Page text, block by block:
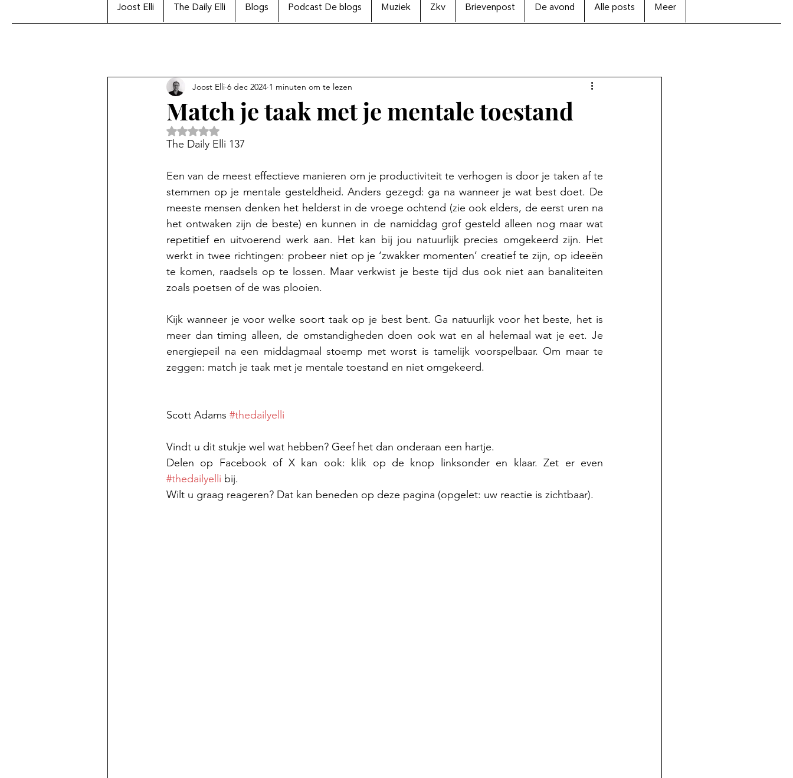
Joost Elli The Daily Elli Blogs Podcast De blogs Muziek Zkv Brievenpost De avond Alle posts Meer
Match je taak met je mentale toestand
Joost Elli 6 dec 2024 1 minuten om te lezen
Beoordeeld met NaN uit 5 sterren.
The Daily Elli 137
Een van de meest effectieve manieren om je productiviteit te verhogen is door je taken af te
stemmen op je mentale gesteldheid. Anders gezegd: ga na wanneer je wat best doet. De
meeste mensen denken het helderst in de vroege ochtend (zie ook elders, de eerst uren na
het ontwaken zijn de beste) en kunnen in de namiddag grof gesteld alleen nog maar wat
repetitief en uitvoerend werk aan. Het kan bij jou natuurlijk precies omgekeerd zijn. Het
werkt in twee richtingen: probeer niet op je ‘zwakker momenten’ creatief te zijn, op ideeën
te komen, raadsels op te lossen. Maar verkwist je beste tijd dus ook niet aan banaliteiten
zoals poetsen of de was plooien.
Kijk wanneer je voor welke soort taak op je best bent. Ga natuurlijk voor het beste, het is
meer dan timing alleen, de omstandigheden doen ook wat en al helemaal wat je eet. Je
energiepeil na een middagmaal stoemp met worst is tamelijk voorspelbaar. Om maar te
zeggen: match je taak met je mentale toestand en niet omgekeerd.
Scott Adams #thedailyelli
Vindt u dit stukje wel wat hebben? Geef het dan onderaan een hartje.
#thedailyelli bij.
Wilt u graag reageren? Dat kan beneden op deze pagina (opgelet: uw reactie is zichtbaar).